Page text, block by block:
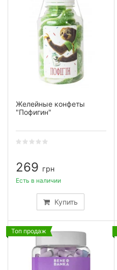
Желейные конфеты
"Пофигин"
269 грн
Купить
Есть в наличии
Топ продаж